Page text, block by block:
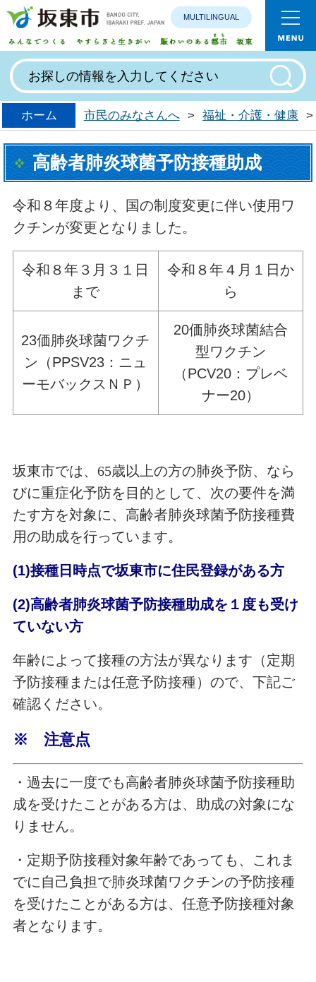
みんなで
MULTILINGUAL
ホーム 市民のみなさんへ > 福祉・介護・健康 >
高齢者肺炎球菌予防接種助成
令和８年度より、国の制度変更に伴い使用ワ
クチンが変更となりました。
令和８年３月３１日
まで
令和８年４月１日か
ら
23価肺炎球菌ワクチ
ン（PPSV23：ニュ
ーモバックスＮＰ）
20価肺炎球菌結合
型ワクチン
（PCV20：プレベ
ナー20）
坂東市では、 65歳以上の方の肺炎予防、なら
びに重症化予防を目的として、次の要件を満
たす方を対象に、 高齢者肺炎球菌予防接種費
用の助成を行っています。
(1)接種日時点で坂東市に住民登録がある方
(2)高齢者肺炎球菌予防接種助成を１度も受け
ていない方
年齢によって接種の方法が異なります（定期
予防接種または任意予防接種）ので、下記ご
確認ください。
※ 注意点
・過去に一度でも高齢者肺炎球菌予防接種助
成を受けたことがある方は、助成の対象にな
りません。
・定期予防接種対象年齢であっても、これま
でに自己負担で肺炎球菌ワクチンの予防接種
を受けたことがある方は、任意予防接種対象
者となります。